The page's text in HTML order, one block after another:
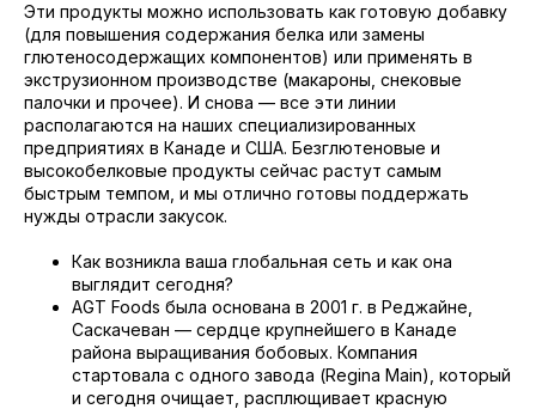
Эти продукты можно использовать как готовую добавку
(для повышения содержания белка или замены
глютеносодержащих компонентов) или применять в
экструзионном производстве (макароны, снековые
палочки и прочее). И снова — все эти линии
располагаются на наших специализированных
предприятиях в Канаде и США. Безглютеновые и
высокобелковые продукты сейчас растут самым
быстрым темпом, и мы отлично готовы поддержать
нужды отрасли закусок.
Как возникла ваша глобальная сеть и как она
выглядит сегодня?
AGT Foods была основана в 2001 г. в Реджайне,
Саскачеван — сердце крупнейшего в Канаде
района выращивания бобовых. Компания
стартовала с одного завода (Regina Main), который
и сегодня очищает, расплющивает красную